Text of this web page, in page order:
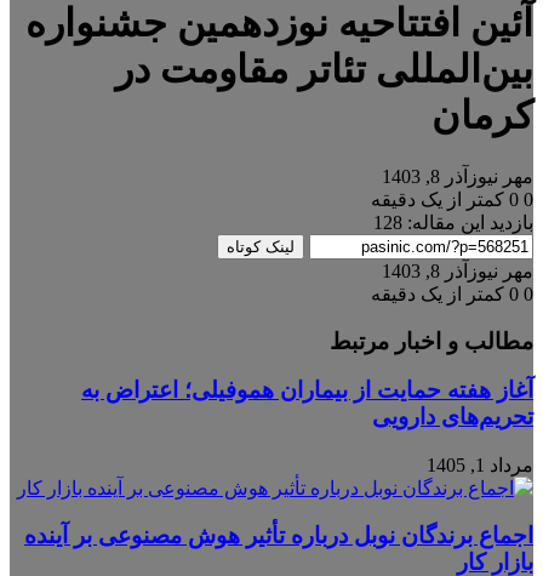
آئین افتتاحیه نوزدهمین جشنواره
بین‌المللی تئاتر مقاومت در
کرمان
مهر نیوز آذر 8, 1403
0
کمتر از یک دقیقه
بازدید این مقاله: 128
لینک کوتاه
مهر نیوز آذر 8, 1403
0
کمتر از یک دقیقه
مطالب و اخبار مرتبط
آغاز هفته حمایت از بیماران هموفیلی؛ اعتراض به
تحریم‌های دارویی
مرداد 1, 1405
اجماع برندگان نوبل درباره تأثیر هوش مصنوعی بر آینده
بازار کار